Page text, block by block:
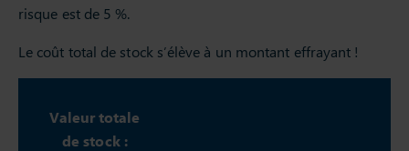
risque est de 5 %.
Le coût total de stock s’élève à un montant effrayant !
Valeur totale
de stock :